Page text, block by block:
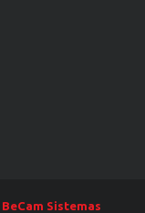
BeCam Sistemas